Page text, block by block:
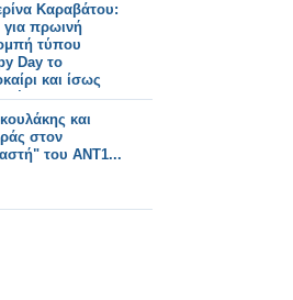
Καραβάτου:
για πρωινή
τύπου
Day το
και ίσως
θέση του
Ελλάδα
και
στον
του ΑΝΤ1...